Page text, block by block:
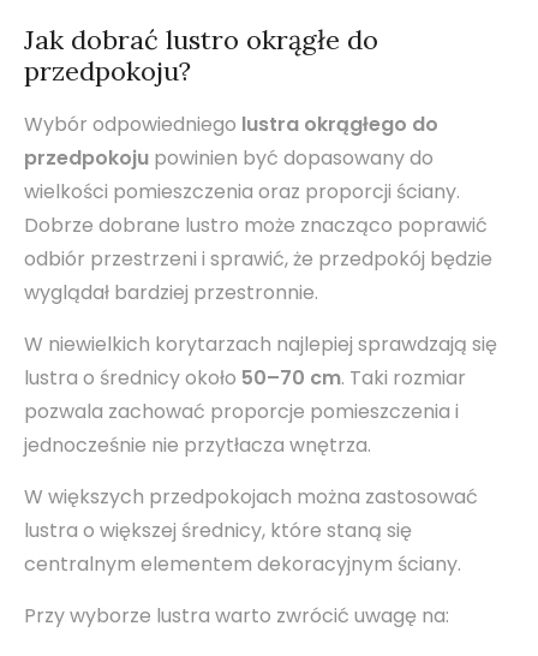
Jak dobrać lustro okrągłe do
przedpokoju?
Wybór odpowiedniego lustra okrągłego do
przedpokoju powinien być dopasowany do
wielkości pomieszczenia oraz proporcji ściany.
Dobrze dobrane lustro może znacząco poprawić
odbiór przestrzeni i sprawić, że przedpokój będzie
wyglądał bardziej przestronnie.
W niewielkich korytarzach najlepiej sprawdzają się
lustra o średnicy około 50–70 cm. Taki rozmiar
pozwala zachować proporcje pomieszczenia i
jednocześnie nie przytłacza wnętrza.
W większych przedpokojach można zastosować
lustra o większej średnicy, które staną się
centralnym elementem dekoracyjnym ściany.
Przy wyborze lustra warto zwrócić uwagę na: